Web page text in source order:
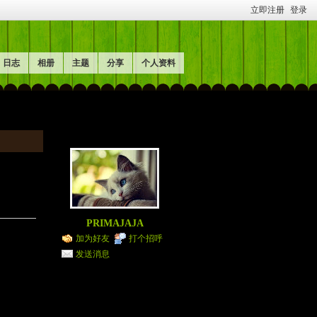
立即注册 登录
日志 相册 主题 分享 个人资料
PRIMAJAJA
加为好友
打个招呼
发送消息